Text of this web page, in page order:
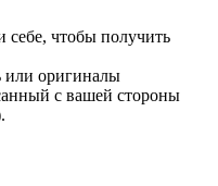
чтобы получить
или оригиналы
с вашей стороны